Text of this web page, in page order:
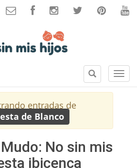
S
e
B
u
s
r
entradas de
de Blanco
No sin mis
ibicenca